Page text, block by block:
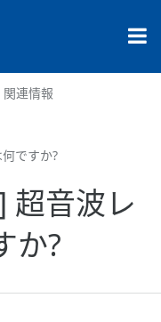
関連情報
ですか?
超音波レ
か?